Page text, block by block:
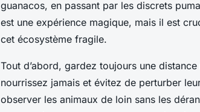
guanacos, en passant par les discrets
est une expérience magique, mais il est
cet écosystème fragile.
Tout d’abord, gardez toujours une
nourrissez jamais et évitez de perturber
observer les animaux de loin sans les